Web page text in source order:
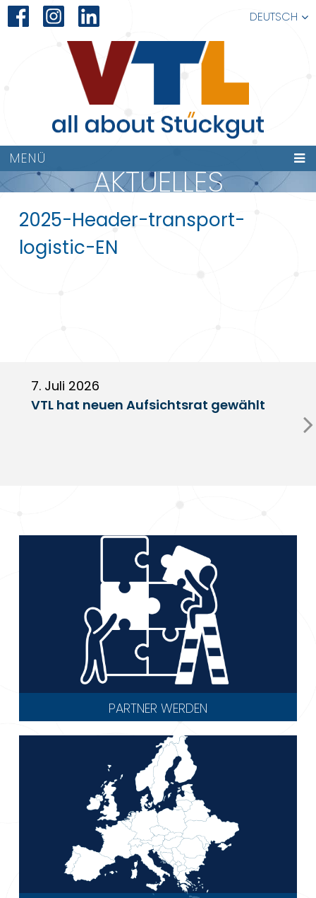
DEUTSCH
MENÜ
AKTUELLES
2025-Header-transport-
logistic-EN
7. Juli 2026
VTL hat neuen Aufsichtsrat gewählt
PARTNER WERDEN